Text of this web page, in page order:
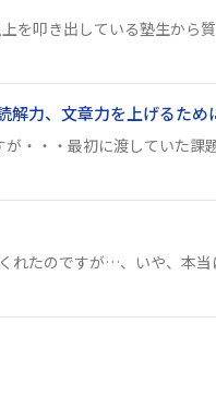
を叩き出している塾生から
解力、文章力を上げるため
・・・最初に渡していた課
れたのですが…、いや、本